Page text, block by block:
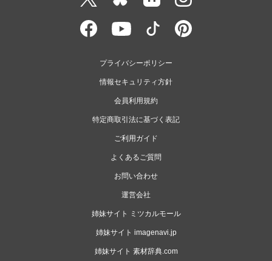
プライバシーポリシー
情報セキュリティ方針
会員利用規約
特定商取引法に基づく表記
ご利用ガイド
よくあるご質問
お問い合わせ
運営会社
姉妹サイト ミツカルモール
姉妹サイト imagenavi.jp
姉妹サイト 素材辞典.com